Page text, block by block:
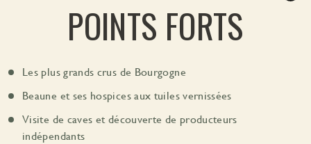
POINTS FORTS
Les plus grands crus de Bourgogne
Beaune et ses hospices aux tuiles vernissées
Visite de caves et découverte de producteurs
indépendants